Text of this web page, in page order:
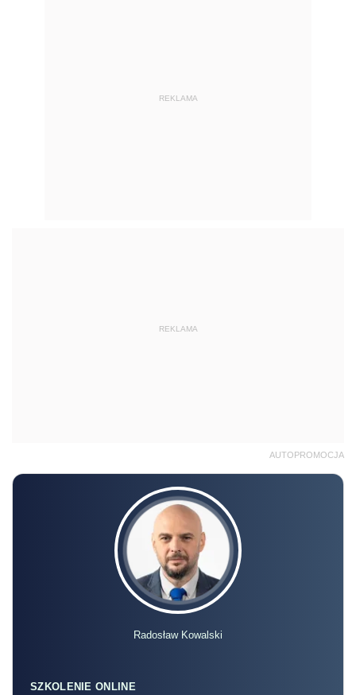
REKLAMA
REKLAMA
AUTOPROMOCJA
Radosław Kowalski
SZKOLENIE ONLINE